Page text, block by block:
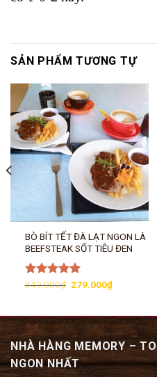
SẢN PHẨM TƯƠNG TỰ
BÒ BÍT TẾT ĐÀ LẠT NGON LÀ
BEEFSTEAK SỐT TIÊU ĐEN
Được xếp
349.000₫ Giá
279.000₫Giá
hiện
279.000₫.
NHÀ HÀNG MEMORY –
NGON NHẤT